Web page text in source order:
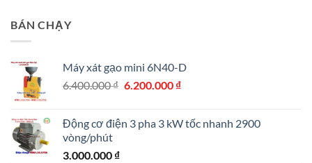
BÁN CHẠY
Máy xát gạo mini 6N40-D
6.400.000₫ Giá
6.400.000 ₫.
6.200.000 ₫Giá
là:
Động cơ điện 3 pha 3 kW tốc nhanh 2900
vòng/phút
3.000.000 ₫